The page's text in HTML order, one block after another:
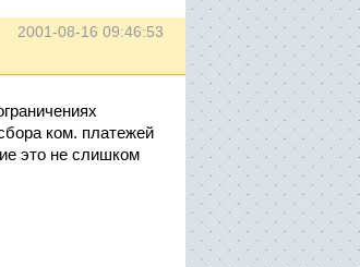
2001-08-16 09:46:53
ком. платежей
это не слишком